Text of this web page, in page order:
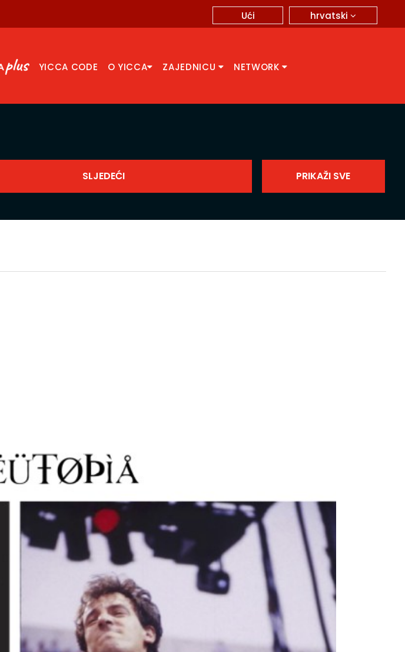
hrvatski
Ući
YICCA CODE O YICCA ZAJEDNICU NETWORK